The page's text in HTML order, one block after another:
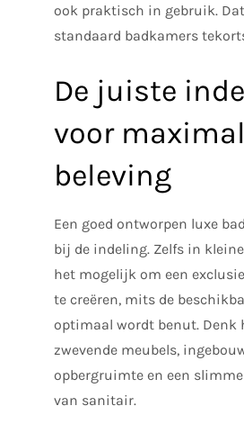
ook praktisch in gebruik.
standaard badkamers
De juiste
voor
beleving
Een goed ontworpen luxe
bij de indeling. Zelfs in
het mogelijk om een
te creëren, mits de
optimaal wordt benut. Denk
zwevende meubels,
opbergruimte en een
van sanitair.